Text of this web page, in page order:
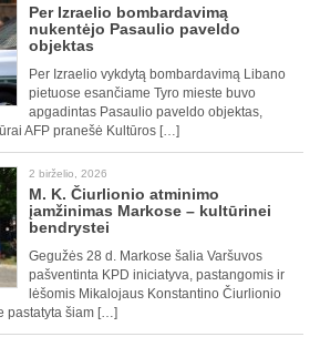
Per Izraelio bombardavimą
nukentėjo Pasaulio paveldo
objektas
Per Izraelio vykdytą bombardavimą Libano
pietuose esančiame Tyro mieste buvo
apgadintas Pasaulio paveldo objektas,
AFP pranešė Kultūros […]
2 birželio, 2026
M. K. Čiurlionio atminimo
įamžinimas Markose – kultūrinei
bendrystei
Gegužės 28 d. Markose šalia Varšuvos
pašventinta KPD iniciatyva, pastangomis ir
lėšomis Mikalojaus Konstantino Čiurlionio
pastatyta šiam […]